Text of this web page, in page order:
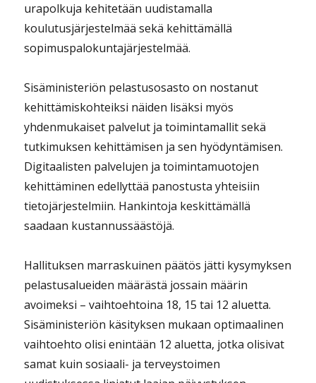
urapolkuja kehitetään uudistamalla
koulutusjärjestelmää sekä kehittämällä
sopimuspalokuntajärjestelmää.
Sisäministeriön pelastusosasto on nostanut
kehittämiskohteiksi näiden lisäksi myös
yhdenmukaiset palvelut ja toimintamallit sekä
tutkimuksen kehittämisen ja sen hyödyntämisen.
Digitaalisten palvelujen ja toimintamuotojen
kehittäminen edellyttää panostusta yhteisiin
tietojärjestelmiin. Hankintoja keskittämällä
saadaan kustannussäästöjä.
Hallituksen marraskuinen päätös jätti kysymyksen
pelastusalueiden määrästä jossain määrin
avoimeksi – vaihtoehtoina 18, 15 tai 12 aluetta.
Sisäministeriön käsityksen mukaan optimaalinen
vaihtoehto olisi enintään 12 aluetta, jotka olisivat
samat kuin sosiaali- ja terveystoimen